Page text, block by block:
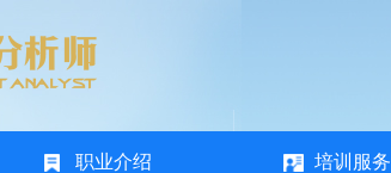
职业介绍 培训服务